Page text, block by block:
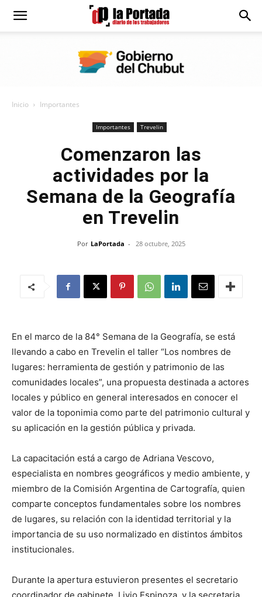
Diario
Inicio Importantes
Importantes Trevelin
Comenzaron las
actividades por la
Semana de la Geografía
en Trevelin
Por LaPortada - 28 octubre, 2025
En el marco de la 84° Semana de la Geografía, se está
llevando a cabo en Trevelin el taller “Los nombres de
lugares: herramienta de gestión y patrimonio de las
comunidades locales”, una propuesta destinada a actores
locales y público en general interesados en conocer el
valor de la toponimia como parte del patrimonio cultural y
su aplicación en la gestión pública y privada.
La capacitación está a cargo de Adriana Vescovo,
especialista en nombres geográficos y medio ambiente, y
miembro de la Comisión Argentina de Cartografía, quien
comparte conceptos fundamentales sobre los nombres
de lugares, su relación con la identidad territorial y la
importancia de su uso normalizado en distintos ámbitos
institucionales.
Durante la apertura estuvieron presentes el secretario